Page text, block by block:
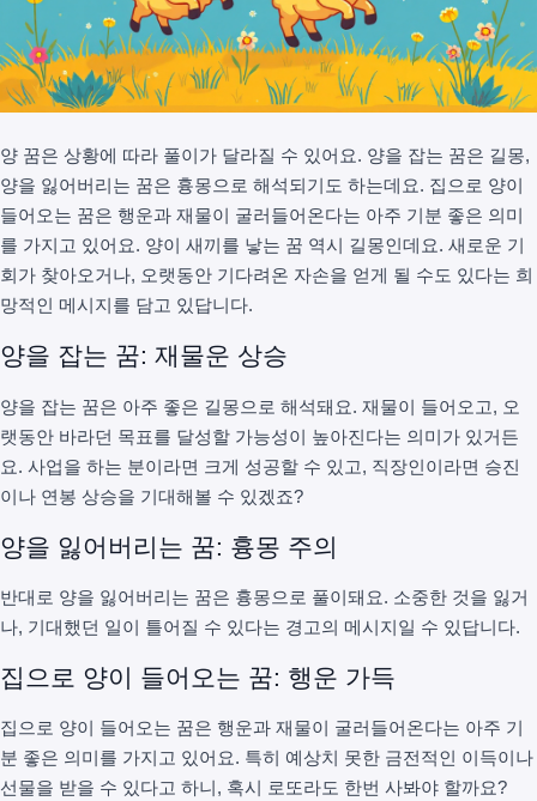
양 꿈은 상황에 따라 풀이가 달라질 수 있어요. 양을 잡는 꿈은 길몽,
양을 잃어버리는 꿈은 흉몽으로 해석되기도 하는데요. 집으로 양이
들어오는 꿈은 행운과 재물이 굴러들어온다는 아주 기분 좋은 의미
를 가지고 있어요. 양이 새끼를 낳는 꿈 역시 길몽인데요. 새로운 기
회가 찾아오거나, 오랫동안 기다려온 자손을 얻게 될 수도 있다는 희
망적인 메시지를 담고 있답니다.
양을 잡는 꿈: 재물운 상승
양을 잡는 꿈은 아주 좋은 길몽으로 해석돼요. 재물이 들어오고, 오
랫동안 바라던 목표를 달성할 가능성이 높아진다는 의미가 있거든
요. 사업을 하는 분이라면 크게 성공할 수 있고, 직장인이라면 승진
이나 연봉 상승을 기대해볼 수 있겠죠?
양을 잃어버리는 꿈: 흉몽 주의
반대로 양을 잃어버리는 꿈은 흉몽으로 풀이돼요. 소중한 것을 잃거
나, 기대했던 일이 틀어질 수 있다는 경고의 메시지일 수 있답니다.
집으로 양이 들어오는 꿈: 행운 가득
집으로 양이 들어오는 꿈은 행운과 재물이 굴러들어온다는 아주 기
분 좋은 의미를 가지고 있어요. 특히 예상치 못한 금전적인 이득이나
선물을 받을 수 있다고 하니, 혹시 로또라도 한번 사봐야 할까요?